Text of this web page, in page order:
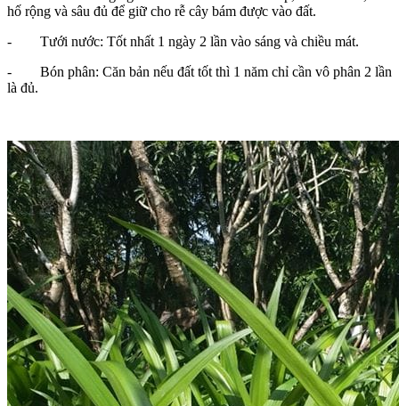
hố rộng và sâu đủ để giữ cho rễ cây bám được vào đất.
- Tưới nước: Tốt nhất 1 ngày 2 lần vào sáng và chiều mát.
- Bón phân: Căn bản nếu đất tốt thì 1 năm chỉ cần vô phân 2 lần
là đủ.